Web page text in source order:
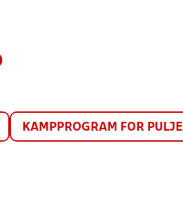
KAMPPROGRAM FOR PULJE